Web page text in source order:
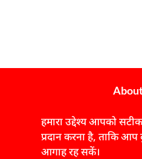
हमारा उद्देश्य आपको
प्रदान करना है, ताकि
आगाह रह सकें।